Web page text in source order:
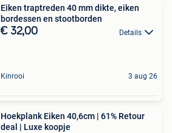
Eiken traptreden 40 mm dikte, eiken
bordessen en stootborden
€ 32,00 Details
Kinrooi 3 aug 26
Hoekplank Eiken 40,6cm | 61% Retour
deal | Luxe koopje